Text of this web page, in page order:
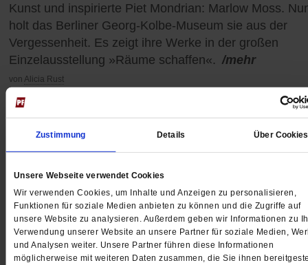
Zustimmung Details Über Cookies
Unsere Webseite verwendet Cookies
Wir verwenden Cookies, um Inhalte und Anzeigen zu personalisieren,
Funktionen für soziale Medien anbieten zu können und die Zugriffe auf
unsere Website zu analysieren. Außerdem geben wir Informationen zu
Verwendung unserer Website an unsere Partner für soziale Medien,
und Analysen weiter. Unsere Partner führen diese Informationen
möglicherweise mit weiteren Daten zusammen, die Sie ihnen
Kunst und inspirierte Piet Mondrian: Marlow Moss.
holt das Berliner Georg-Kolbe-Museum sie aus der
Vergessenheit. Es zeigt ihre Werke in der großen
Einzelausstellung »Räume schaffen«. /mehr
von Alicia Rust